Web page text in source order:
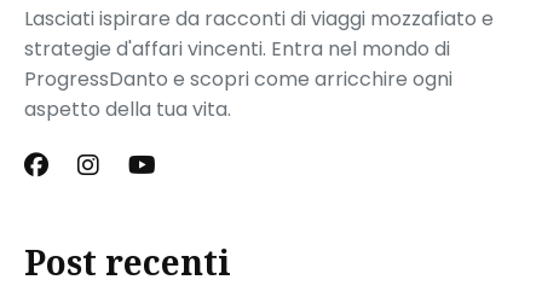
Lasciati ispirare da racconti di viaggi mozzafiato e
strategie d'affari vincenti. Entra nel mondo di
ProgressDanto e scopri come arricchire ogni
aspetto della tua vita.
Post recenti